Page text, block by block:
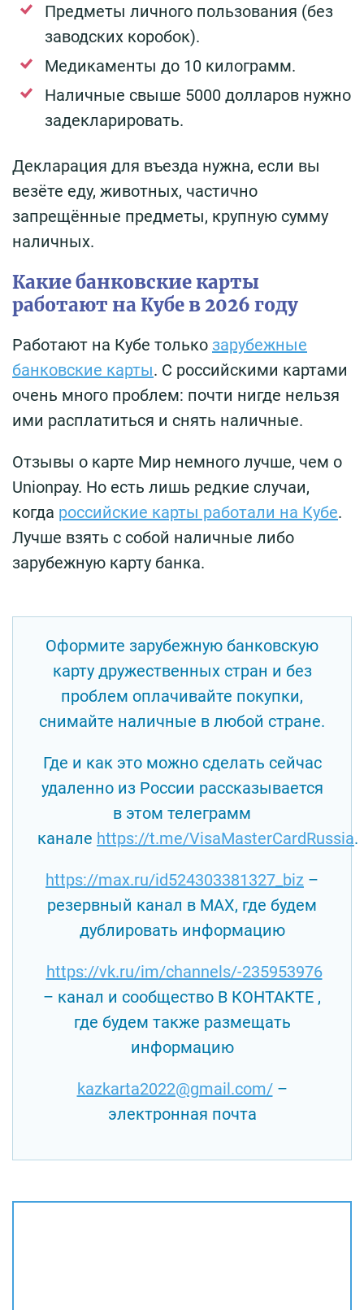
Предметы личного пользования (без
заводских коробок).
Медикаменты до 10 килограмм.
Наличные свыше 5000 долларов нужно
задекларировать.
Декларация для въезда нужна, если вы
везёте еду, животных, частично
запрещённые предметы, крупную сумму
наличных.
Какие банковские карты
работают на Кубе в 2026 году
Работают на Кубе только зарубежные
банковские карты. С российскими картами
очень много проблем: почти нигде нельзя
ими расплатиться и снять наличные.
Отзывы о карте Мир немного лучше, чем о
Unionpay. Но есть лишь редкие случаи,
когда российские карты работали на Кубе.
Лучше взять с собой наличные либо
зарубежную карту банка.
Оформите зарубежную банковскую
карту дружественных стран и без
проблем оплачивайте покупки,
снимайте наличные в любой стране.
Где и как это можно сделать сейчас
удаленно из России рассказывается
в этом телеграмм
канале https://t.me/VisaMasterCardRussia.
https://max.ru/id524303381327_biz –
резервный канал в MAX, где будем
дублировать информацию
https://vk.ru/im/channels/-235953976
– канал и сообщество В КОНТАКТЕ ,
где будем также размещать
информацию
kazkarta2022@gmail.com/–
электронная почта